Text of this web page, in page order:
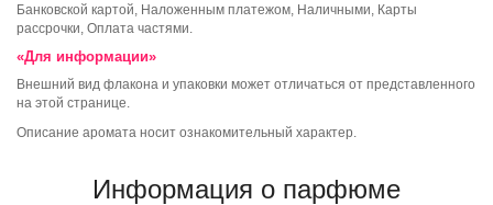
Банковской картой, Наложенным платежом, Наличными, Карты
рассрочки, Оплата частями.
«Для информации»
Внешний вид флакона и упаковки может отличаться от представленного
на этой странице.
Описание аромата носит ознакомительный характер.
Информация о парфюме